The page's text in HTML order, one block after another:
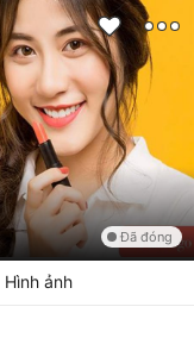
Đã đóng
Hình ảnh